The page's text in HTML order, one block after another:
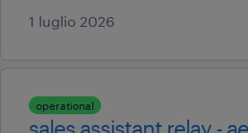
1 luglio 2026
operational